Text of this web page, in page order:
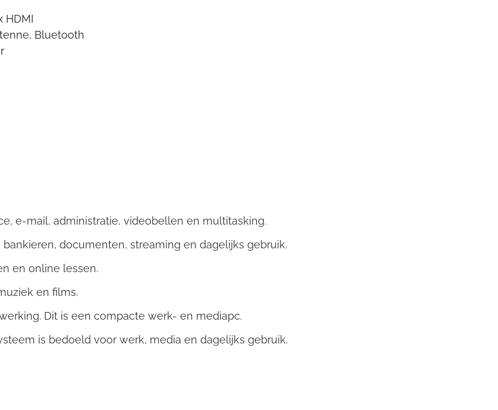
HDMI
Bluetooth
e-mail, administratie, videobellen en multitasking.
documenten, streaming en dagelijks gebruik.
en online lessen.
en films.
Dit is een compacte werk- en mediapc.
is bedoeld voor werk, media en dagelijks gebruik.